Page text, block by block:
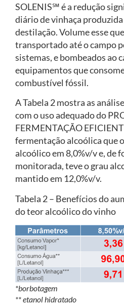
SOLENIS℠ é a redução
diário de vinhaça
destilação. Volume esse
transportado até o campo
sistemas, e bombeados ao
equipamentos que
combustível fóssil.
A Tabela 2 mostra as
com o uso adequado do
FERMENTAÇÃO
fermentação alcoólica que
alcoólico em 8,0%v/v e, de
monitorada, teve o grau
mantido em 12,0%v/v.
Tabela 2 – Benefícios do
do teor alcoólico do vinho
*borbotagem
** etanol hidratado